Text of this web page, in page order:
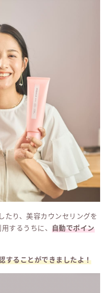
たり、美容カウンセリングを
するうちに、 自動でポイン
することができましたよ！